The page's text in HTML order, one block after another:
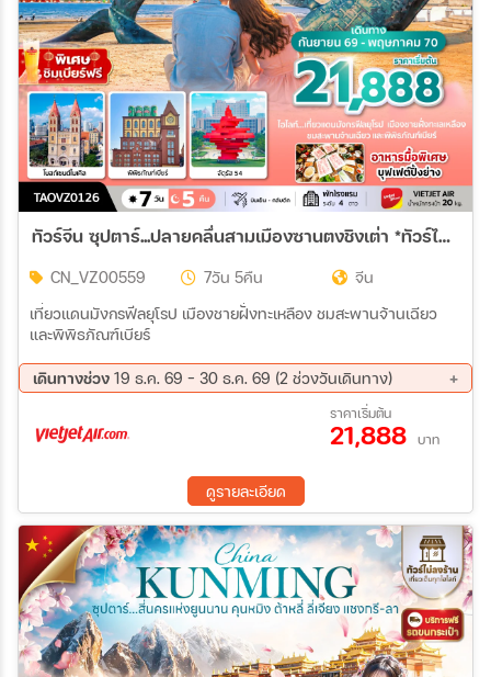
ทัวร์จีน ซุปตาร์...ปลายคลื่นสามเมืองซานตงชิงเต่า *ทัวร์ไม่ลงร้าน* 7วัน 5คืน (VZ)
CN_VZ00559 7วัน 5คืน
จีน
เที่ยวแดนมังกรฟีลยุโรป เมืองชายฝั่งทะเหลือง ชมสะพานจ้านเฉียว
และพิพิธภัณฑ์เบียร์
เดินทางช่วง 19 ธ.ค. 69 - 30 ธ.ค. 69 (2 ช่วงวันเดินทาง)
24 ธ.ค. 69 - 30 ธ.ค. 69
ราคาเริ่มต้น
21,888 บาท
ดูรายละเอียด